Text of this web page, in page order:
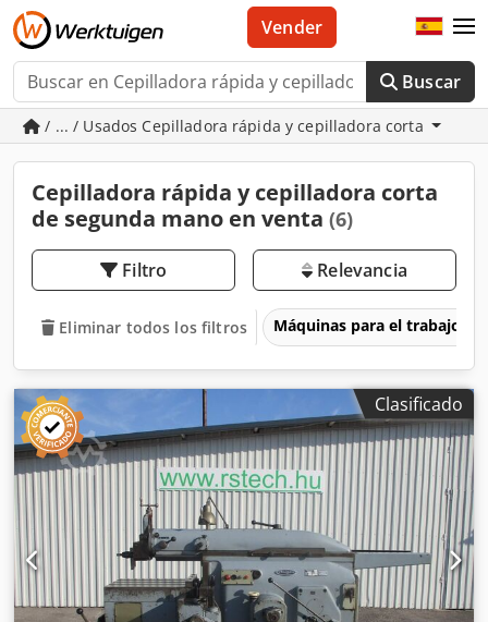
Buscar
Vender
/ ... / Usados Cepilladora rápida y cepilladora corta
Cepilladora rápida y cepilladora corta
de segunda mano en venta (6)
Filtro Relevancia
Eliminar todos los filtros Máquinas para el trabajo
Clasificado